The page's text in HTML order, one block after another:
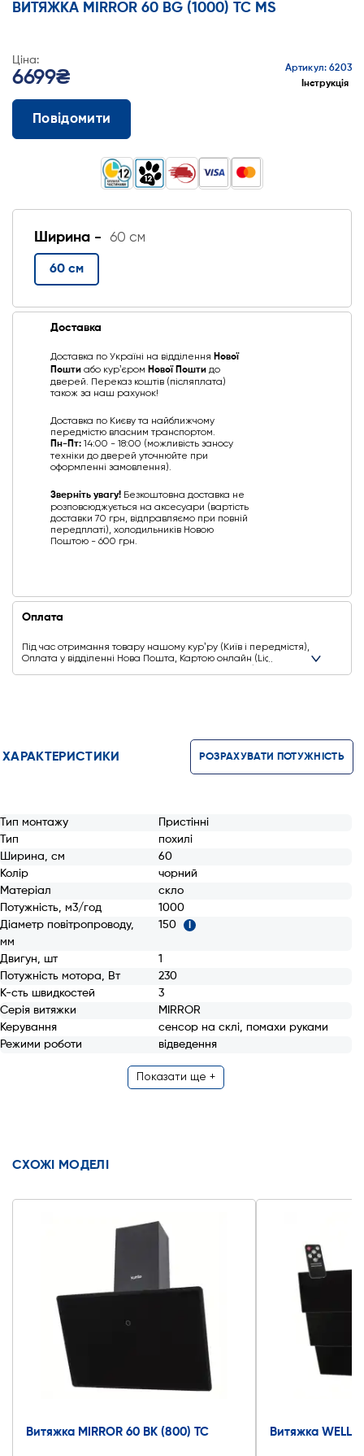
ВИТЯЖКА MIRROR 60 BG (1000) TC MS
Ціна:
6699₴
Артикул: 6203
Інструкція
Повідомити
Ширина - 60 см
60 см
Доставка
Доставка по Україні на відділення Нової
Пошти або курʼєром Нової Пошти до
дверей. Переказ коштів (післяплата)
також за наш рахунок!
Доставка по Києву та найближчому
передмістю власним транспортом.
Пн-Пт: 14:00 - 18:00 (можливість заносу
техніки до дверей уточнюйте при
оформленні замовлення).
Зверніть увагу! Безкоштовна доставка не
розповсюджується на аксесуари (вартість
доставки 70 грн, відправляємо при повній
передплаті), холодильників Новою
Поштою - 600 грн.
Оплата
Під час отримання товару нашому курʼру (Київ і передмістя),
Оплата у відділенні Нова Пошта, Картою онлайн (Liqpay,
ХАРАКТЕРИСТИКИ РОЗРАХУВАТИ ПОТУЖНІСТЬ
Тип монтажу
Пристінні
Тип
похилі
Ширина, см
60
Колір
чорний
Матеріал
скло
Потужність, м3/год
1000
Діаметр повітропроводу,
мм
150
Двигун, шт
1
Потужність мотора, Вт
230
К-сть швидкостей
3
Серія витяжки
MIRROR
Керування
сенсор на склі, помахи руками
Режими роботи
відведення
Показати ще +
СХОЖІ МОДЕЛІ
Витяжка MIRROR 60 BK (800) TC Витяжка WELLA